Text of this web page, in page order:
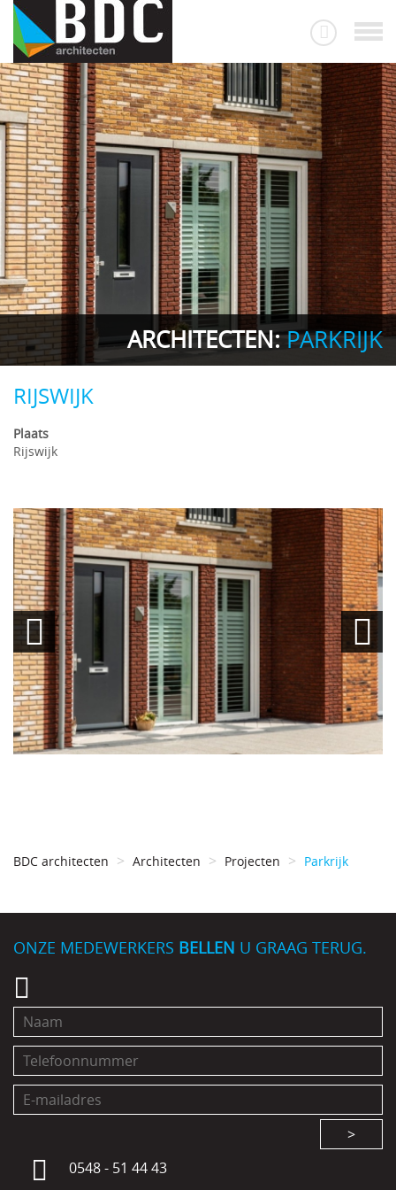
ARCHITECTEN:PARKRIJK
RIJSWIJK
Plaats
Rijswijk
BDC architecten Architecten Projecten Parkrijk
ONZE MEDEWERKERS BELLEN U GRAAG TERUG.
>
0548 - 51 44 43